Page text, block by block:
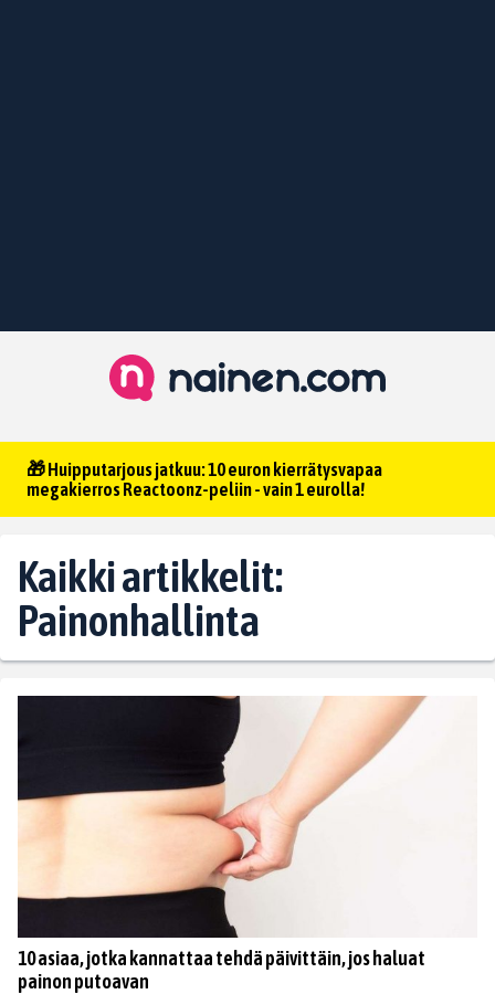
🎁 Huipputarjous jatkuu: 10 euron kierrätysvapaa
megakierros Reactoonz-peliin - vain 1 eurolla!
Kaikki artikkelit:
Painonhallinta
10 asiaa, jotka kannattaa tehdä päivittäin, jos haluat
painon putoavan